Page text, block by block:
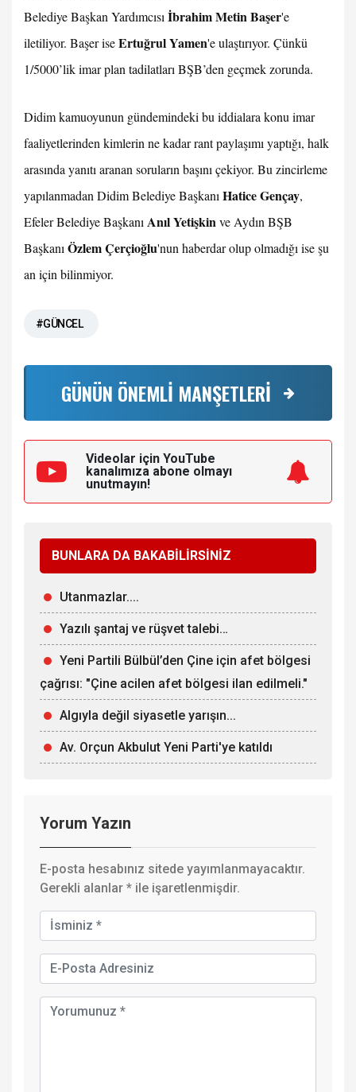
Belediye Başkan Yardımcısı İbrahim Metin Başer'e
iletiliyor. Başer iseErtuğrul Yamen'e ulaştırıyor. Çünkü
1/5000’lik imar plan tadilatları BŞB’den geçmek zorunda.
Didim kamuoyunun gündemindeki bu iddialara konu imar
faaliyetlerinden kimlerin ne kadar rant paylaşımı yaptığı, halk
arasında yanıtı aranan soruların başını çekiyor. Bu zincirleme
yapılanmadan Didim Belediye BaşkanıHatice Gençay,
Efeler Belediye BaşkanıAnıl Yetişkinve Aydın BŞB
BaşkanıÖzlem Çerçioğlu'nun haberdar olup olmadığı ise şu
an için bilinmiyor.
#GÜNCEL
GÜNÜN ÖNEMLİ MANŞETLERİ
Videolar için YouTube
kanalımıza abone olmayı
unutmayın!
BUNLARA DA BAKABİLİRSİNİZ
Utanmazlar....
Yazılı şantaj ve rüşvet talebi…
Yeni Partili Bülbül’den Çine için afet bölgesi
çağrısı: "Çine acilen afet bölgesi ilan edilmeli."
Algıyla değil siyasetle yarışın...
Av. Orçun Akbulut Yeni Parti'ye katıldı
Yorum Yazın
E-posta hesabınız sitede yayımlanmayacaktır.
Gerekli alanlar * ile işaretlenmişdir.